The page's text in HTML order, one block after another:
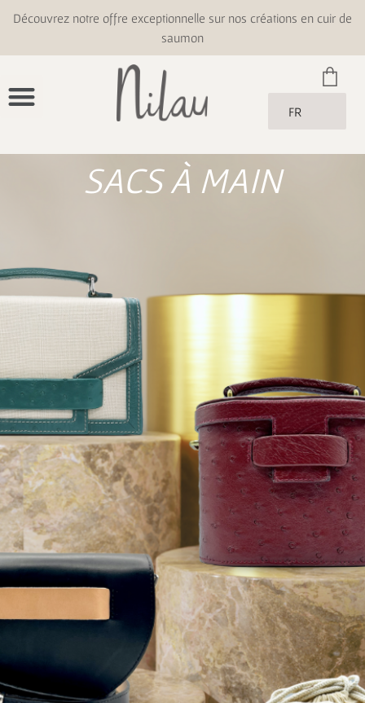
Découvrez notre offre exceptionnelle sur nos créations en cuir de
saumon
FR
SACS À MAIN